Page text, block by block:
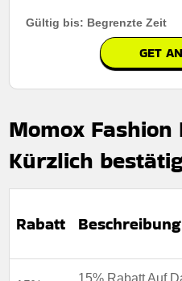
Gültig bis: Begrenzte Zeit
GET
Momox Fashion
Kürzlich
Rabatt Beschreibung
15% Rabatt Auf